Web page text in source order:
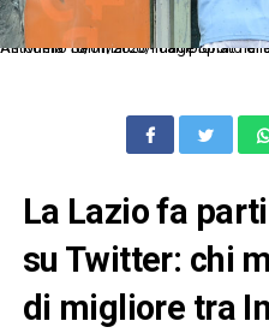
As Roma 18/01/2020 - campionato di calcio serie A / Lazio-Sampdoria / foto
La Lazio fa
su Twitter: chi
di migliore tra